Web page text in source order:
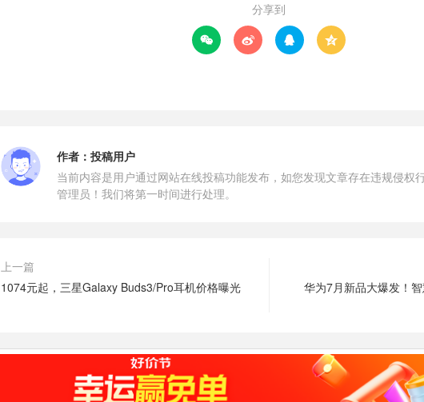
分享到
   
作者： 投稿用户
当前内容是用户通过网站在线投稿功能发布，如您发现文章存在违规侵权
管理员！我们将第一时间进行处理。
上一篇
1074元起，三星Galaxy Buds3/Pro耳机价格曝光
华为7月新品大爆发！智